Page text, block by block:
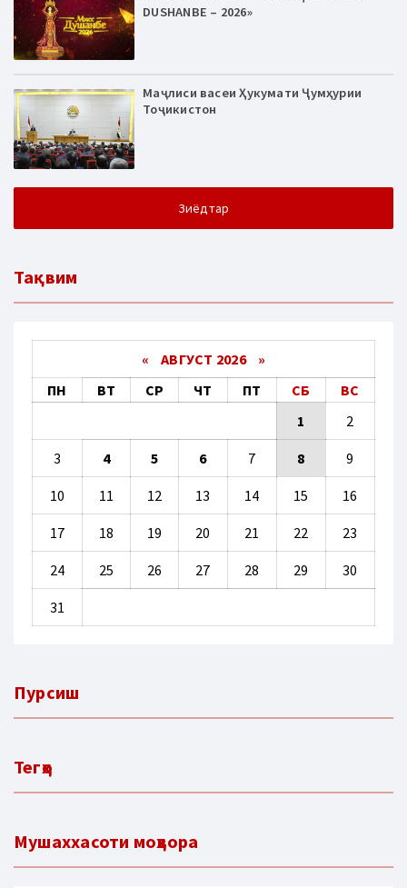
DUSHANBE – 2026»
Маҷлиси васеи Ҳукумати Ҷумҳурии
Тоҷикистон
Зиёдтар
Тақвим
« АВГУСТ 2026 »
ПН
ВТ СР ЧТ ПТ СБ
ВС
1
2
3 4 5 6 7 8 9
10 11 12 13 14 15 16
17 18 19 20 21 22 23
24 25 26 27 28 29 30
31
Пурсиш
Тегҳо
Мушаххасоти моҳвора